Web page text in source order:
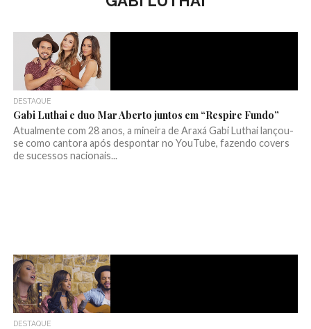
DESTAQUE
Gabi Luthai e duo Mar Aberto juntos em “Respire Fundo”
Atualmente com 28 anos, a mineira de Araxá Gabi Luthai lançou-
se como cantora após despontar no YouTube, fazendo covers
de sucessos nacionais...
DESTAQUE